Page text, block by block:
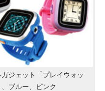
ジェット「プレイウォッ
ブルー、ピンク